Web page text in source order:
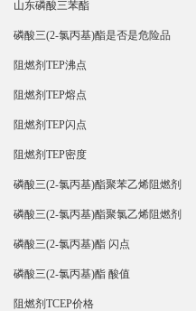
山东磷酸三苯酯
磷酸三(2-氯丙基)酯是否是危险品
阻燃剂TEP沸点
阻燃剂TEP熔点
阻燃剂TEP闪点
阻燃剂TEP密度
磷酸三(2-氯丙基)酯聚苯乙烯阻燃剂
磷酸三(2-氯丙基)酯聚氯乙烯阻燃剂
磷酸三(2-氯丙基)酯 闪点
磷酸三(2-氯丙基)酯 酸值
阻燃剂TCEP价格